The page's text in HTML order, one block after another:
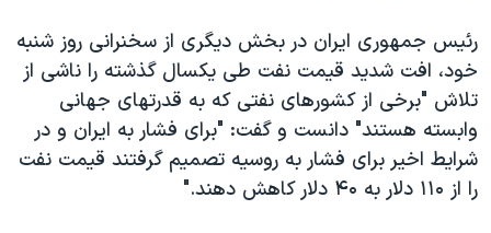
رئیس جمهوری ایران در بخش دیگری از سخنرانی روز شنبه
خود، افت شدید قیمت نفت طی یکسال گذشته را ناشی از
تلاش "برخی از کشورهای نفتی که به قدرتهای جهانی
وابسته هستند" دانست و گفت: "برای فشار به ایران و در
شرایط اخیر برای فشار به روسیه تصمیم گرفتند قیمت نفت
را از ۱۱۰ دلار به ۴۰ دلار کاهش دهند."